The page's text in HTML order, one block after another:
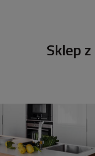
Sklep